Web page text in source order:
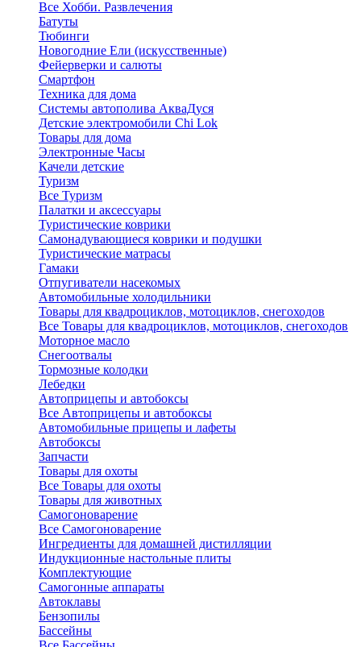
Все Хобби. Развлечения
Батуты
Тюбинги
Новогодние Ели (искусственные)
Фейерверки и салюты
Смартфон
Техника для дома
Системы автополива АкваДуся
Детские электромобили Chi Lok
Товары для дома
Электронные Часы
Качели детские
Туризм
Все Туризм
Палатки и аксессуары
Туристические коврики
Самонадувающиеся коврики и подушки
Туристические матрасы
Гамаки
Отпугиватели насекомых
Автомобильные холодильники
Товары для квадроциклов, мотоциклов, снегоходов
Все Товары для квадроциклов, мотоциклов, снегоходов
Моторное масло
Снегоотвалы
Тормозные колодки
Лебедки
Автоприцепы и автобоксы
Все Автоприцепы и автобоксы
Автомобильные прицепы и лафеты
Автобоксы
Запчасти
Товары для охоты
Все Товары для охоты
Товары для животных
Самогоноварение
Все Самогоноварение
Ингредиенты для домашней дистилляции
Индукционные настольные плиты
Комплектующие
Самогонные аппараты
Автоклавы
Бензопилы
Бассейны